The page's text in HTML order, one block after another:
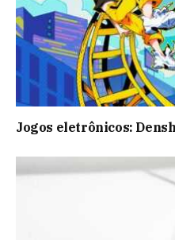
Jogos eletrônicos: